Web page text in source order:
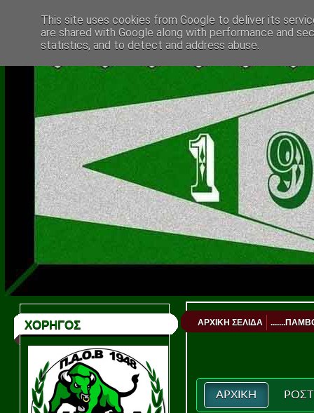
ΧΟΡΗΓΟΣ ΑΡΧΙΚΗ ΣΕΛΙΔΑ
ΑΡΧΙΚΗ
This site uses cookies from Google to deliver its
are shared with Google along with performance and
statistics, and to detect and address abuse.